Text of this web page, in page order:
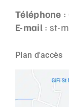
Téléphone :
E-mail : st-
Plan d'accès